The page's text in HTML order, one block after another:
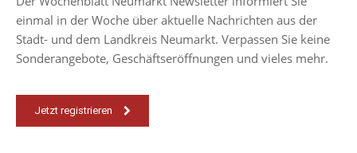
einmal in der Woche über aktuelle Nachrichten aus der
Stadt- und dem Landkreis Neumarkt. Verpassen Sie keine
Sonderangebote, Geschäftseröffnungen und vieles mehr.
Jetzt registrieren